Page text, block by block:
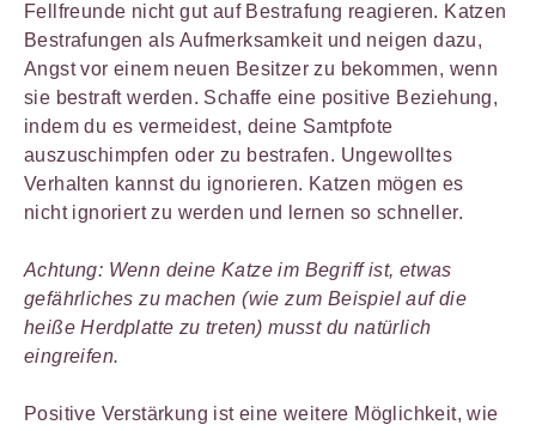
Fellfreunde nicht gut auf Bestrafung reagieren. Katzen
Bestrafungen als Aufmerksamkeit und neigen dazu,
Angst vor einem neuen Besitzer zu bekommen, wenn
sie bestraft werden. Schaffe eine positive Beziehung,
indem du es vermeidest, deine Samtpfote
auszuschimpfen oder zu bestrafen. Ungewolltes
Verhalten kannst du ignorieren. Katzen mögen es
nicht ignoriert zu werden und lernen so schneller.
Achtung: Wenn deine Katze im Begriff ist, etwas
gefährliches zu machen (wie zum Beispiel auf die
heiße Herdplatte zu treten) musst du natürlich
eingreifen.
Positive Verstärkung ist eine weitere Möglichkeit, wie